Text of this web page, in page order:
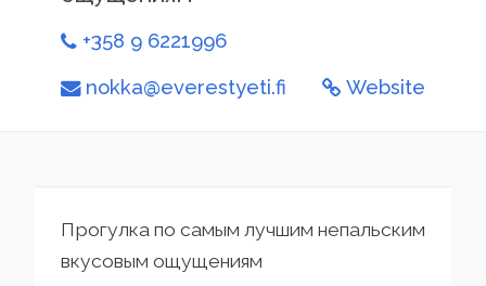
+358 9 6221996
nokka@everestyeti.fi Website
Прогулка по самым лучшим непальским
вкусовым ощущениям